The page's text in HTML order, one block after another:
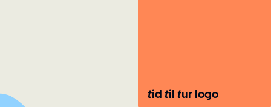
tid til tur logo